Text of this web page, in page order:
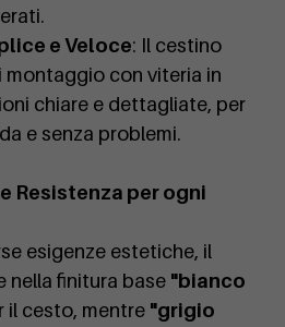
e Veloce: Il cestino
con viteria in
chiare e dettagliate, per
e senza problemi.
Resistenza per ogni
esigenze estetiche, il
nella finitura base "bianco
il cesto, mentre "grigio